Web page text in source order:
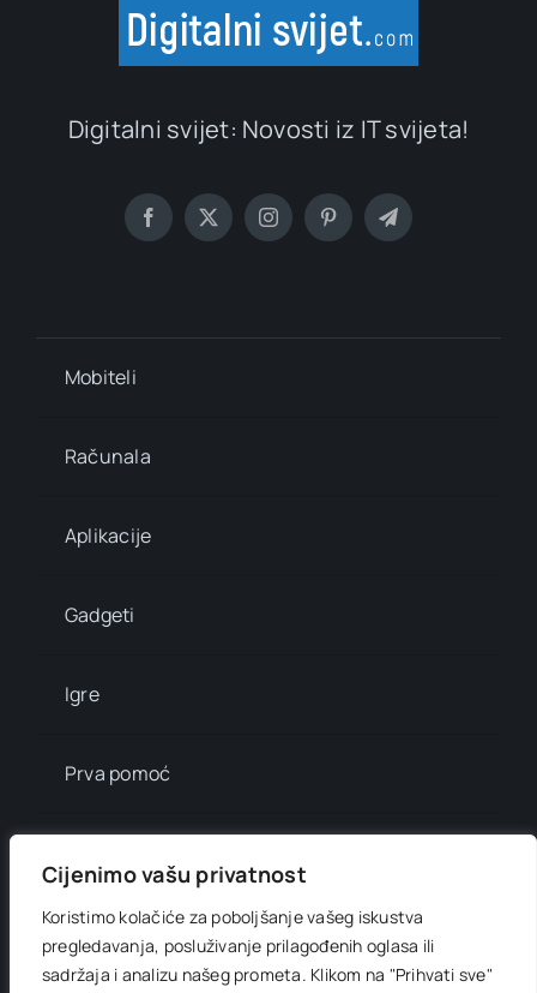
Cijenimo vašu privatnost
Koristimo kolačiće za poboljšanje vašeg iskustva
pregledavanja, posluživanje prilagođenih oglasa ili
sadržaja i analizu našeg prometa. Klikom na "Prihvati sve"
Digitalni svijet: Novosti iz IT svijeta!
Mobiteli
Računala
Aplikacije
Gadgeti
Igre
Prva pomoć
Info brojevi